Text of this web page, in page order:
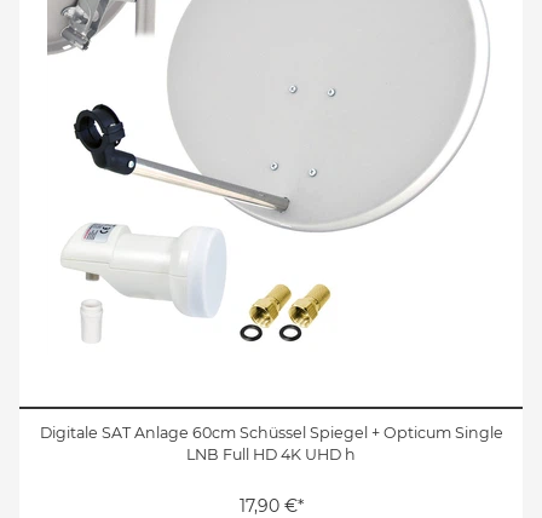
Digitale SAT Anlage 60cm Schüssel Spiegel + Opticum Single
LNB Full HD 4K UHD h
17,90 €*